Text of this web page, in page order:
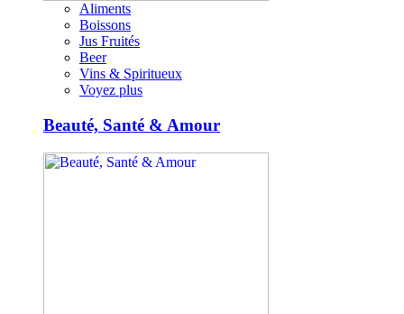
Aliments
Boissons
Jus Fruités
Beer
Vins & Spiritueux
Voyez plus
Beauté, Santé & Amour